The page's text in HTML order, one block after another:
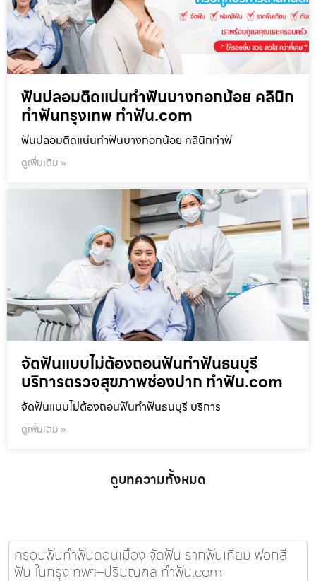
ฟันปลอมติดแน่นทำฟันบางกอกน้อย คลินิก
ทำฟันกรุงเทพ ทำฟัน.com
ฟันปลอมติดแน่นทำฟันบางกอกน้อย คลินิกทำฟั
ดูเพิ่มเติม »
จัดฟันแบบไม่ต้องถอนฟันทำฟันธนบุรี
บริการตรวจสุขภาพช่องปาก ทำฟัน.com
จัดฟันแบบไม่ต้องถอนฟันทำฟันธนบุรี บริการ
ดูเพิ่มเติม »
ดูบทความทั้งหมด
ครอบฟันทำฟันดอนเมือง จัดฟัน รากฟันเทียม ฟอกสี
ฟัน ในกรุงเทพฯ–ปริมณฑล ทำฟัน.com